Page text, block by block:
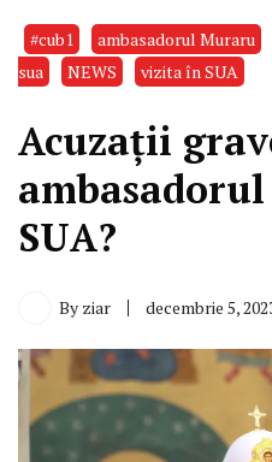
#cub1 ambasadorul Muraru
sua
NEWS vizita în SUA
Acuzații
SUA?
By ziar decembrie 5,